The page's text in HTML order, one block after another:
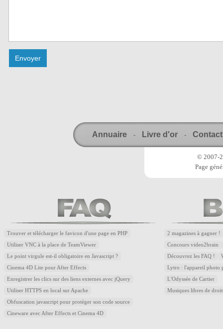
Annuaire - Livre d'or - Contact
© 2007-
Page
Trouver et télécharger le favicon d'une page en PHP
Utiliser VNC à la place de TeamViewer
Le point virgule est-il obligatoire en Javascript ?
Cinema 4D Lite pour After Effects
Enregistrer les clics sur des liens externes avec jQuery
Utiliser HTTPS en local sur Apache
Obfuscation javascript pour protéger son code source
Cineware avec After Effects et Cinema 4D
2 magazines à gagner !
Concours video2brain
Découvrez les FAQ !
Lytro : l'appareil photo
L'Odyssée de Cartier
Musiques libres de